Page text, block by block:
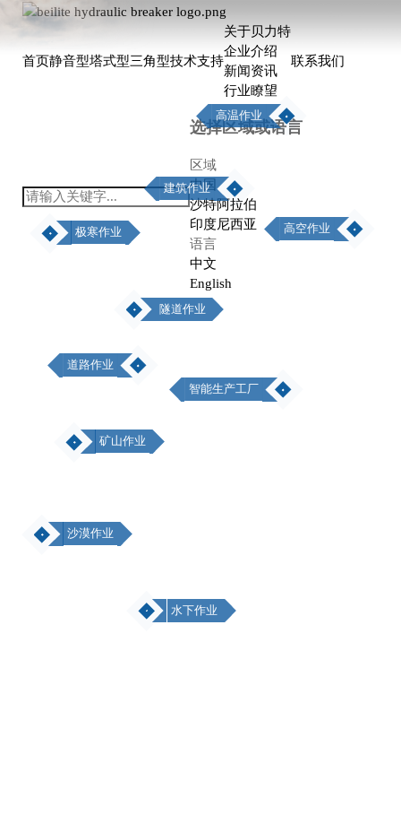
首页静音型塔式型三角型技术支持
关于贝力特
企业介绍
新闻资讯
行业瞭望
联系我们
选择区域或语言
区域
中国
沙特阿拉伯
印度尼西亚
语言
中文
English
极寒作业
沙漠作业
矿山作业
隧道作业
水下作业
智能生产工厂
高空作业
高温作业
建筑作业
道路作业